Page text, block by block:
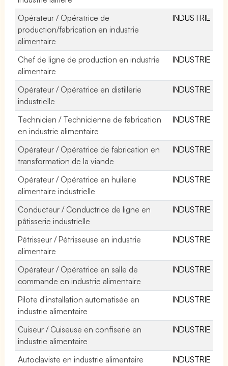
Opérateur / Opératrice de
production/fabrication en industrie
alimentaire
INDUSTRIE
Chef de ligne de production en industrie
alimentaire
INDUSTRIE
Opérateur / Opératrice en distillerie
industrielle
INDUSTRIE
Technicien / Technicienne de fabrication
en industrie alimentaire
INDUSTRIE
Opérateur / Opératrice de fabrication en
transformation de la viande
INDUSTRIE
Opérateur / Opératrice en huilerie
alimentaire industrielle
INDUSTRIE
Conducteur / Conductrice de ligne en
pâtisserie industrielle
INDUSTRIE
Pétrisseur / Pétrisseuse en industrie
alimentaire
INDUSTRIE
Opérateur / Opératrice en salle de
commande en industrie alimentaire
INDUSTRIE
Pilote d'installation automatisée en
industrie alimentaire
INDUSTRIE
Cuiseur / Cuiseuse en confiserie en
industrie alimentaire
INDUSTRIE
Autoclaviste en industrie alimentaire
INDUSTRIE